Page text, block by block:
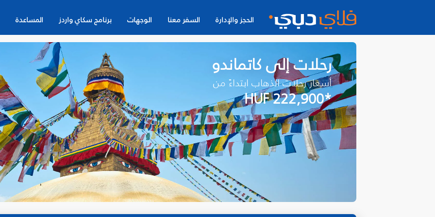
الحجز والإدارة السفر معنا الوجهات برنامج سكاي واردز المساعدة
رحلات إلى كاتماندو
أسعار رحلات الذهاب ابتداءً من
*HUF 222,900